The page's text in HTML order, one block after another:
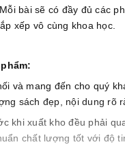
bài sẽ có đầy đủ các
xếp vô cùng khoa học.
ẩm:
và mang đến cho quý
sách đẹp, nội dung rõ
khi xuất kho đều phải
chất lượng tốt với độ